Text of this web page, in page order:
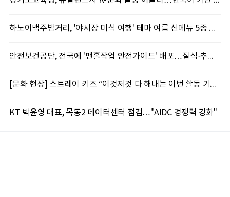
하노이맥주밤거리, '야시장 미식 여행' 테마 여름 신메뉴 5종 출시
안전보건공단, 전국에 '맨홀작업 안전가이드' 배포…질식·추락 재해 예방 총력
[문화 현장] 스트레이 키즈 “이것저것 다 해내는 이번 활동 기대해 달라”
KT 박윤영 대표, 목동2 데이터센터 점검…"AIDC 경쟁력 강화"